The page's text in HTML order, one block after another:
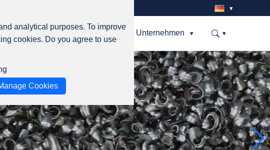
Tools Service Unternehmen Suche
analytical purposes. To improve
cookies. Do you agree to use
Cookies